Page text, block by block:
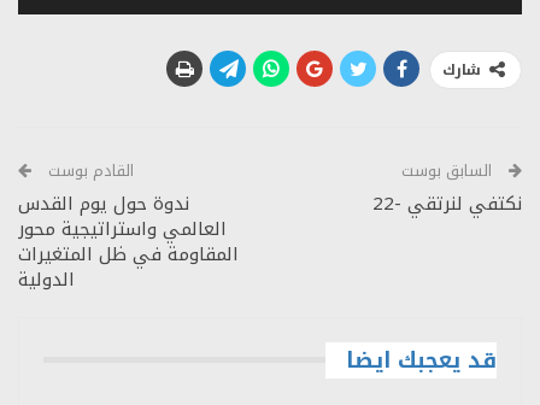
شارك
السابق بوست
نكتفي لنرتقي -22
القادم بوست
ندوة حول يوم القدس
العالمي واستراتيجية محور
المقاومة في ظل المتغيرات
الدولية
قد يعجبك ايضا